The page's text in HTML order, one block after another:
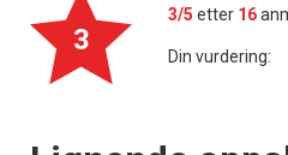
3
3/5 etter 16
Din vurdering: